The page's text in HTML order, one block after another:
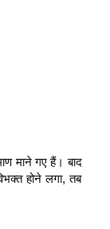
माने गए हैं। बाद
होने लगा, तब